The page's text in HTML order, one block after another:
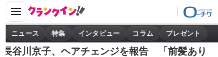
ニュース 特集 インタビュー コラム プレゼント
長谷川京子、ヘアチェンジを報告 「前髪あり